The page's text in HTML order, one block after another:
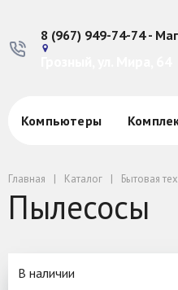
8 (967) 949-74-74 -
Компьютеры
Главная Каталог Бытовая
Пылесосы
В наличии